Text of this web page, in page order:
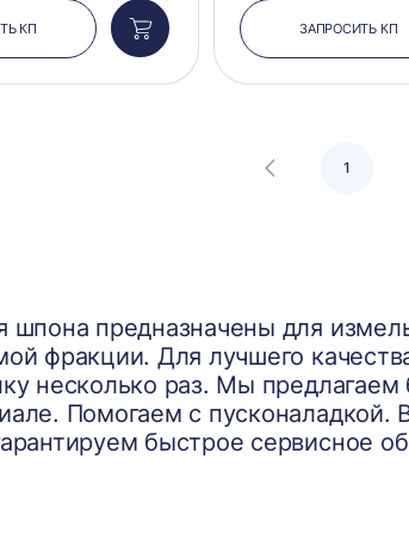
КП
Добавить
в
корзину
ЗАПРОСИТЬ КП
1
шпона предназначены для
фракции. Для лучшего
несколько раз. Мы
Помогаем с пусконаладкой.
быстрое сервисное